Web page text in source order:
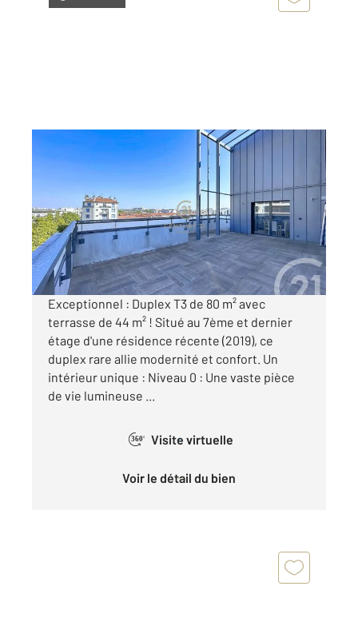
LYON 69008
79,37 m , 3 pièces
Appartement T3 à vendre
455 000 €
Visiter le site dédié
Exceptionnel : Duplex T3 de 80 m² avec
terrasse de 44 m² ! Situé au 7ème et dernier
étage d'une résidence récente (2019), ce
duplex rare allie modernité et confort. Un
intérieur unique : Niveau 0 : Une vaste pièce
de vie lumineuse ...
360° Visite virtuelle
Voir le détail du bien